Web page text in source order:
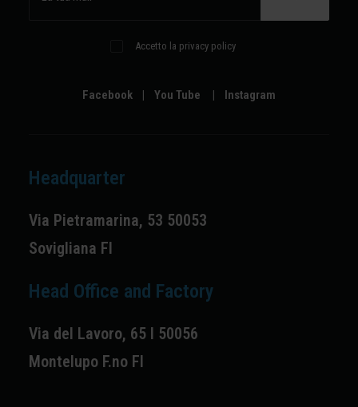
Accetto la privacy policy
Facebook | You Tube | Instagram
Headquarter
Via Pietramarina, 53 50053
Sovigliana FI
Head Office and Factory
Via del Lavoro, 65 I 50056
Montelupo F.no FI